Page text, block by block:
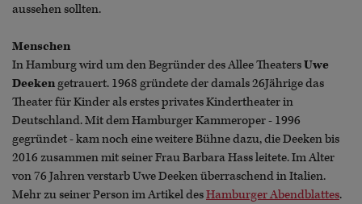
aussehen sollten.
Menschen
In Hamburg wird um den Begründer des Allee TheatersUwe
Deekengetrauert. 1968 gründete der damals 26Jährige das
Theater für Kinder als erstes privates Kindertheater in
Deutschland. Mit dem Hamburger Kammeroper - 1996
gegründet - kam noch eine weitere Bühne dazu, die Deeken bis
2016 zusammen mit seiner Frau Barbara Hass leitete. Im Alter
von 76 Jahren verstarb Uwe Deeken überraschend in Italien.
Mehr zu seiner Person im Artikel desHamburger Abendblattes.